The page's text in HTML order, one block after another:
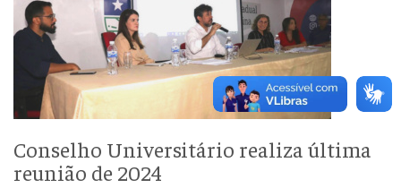
Conselho Universitário realiza última
reunião de 2024